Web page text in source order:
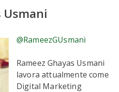
Usmani
@RameezGUsmani
Rameez Ghayas Usmani
lavora attualmente come
Digital Marketing